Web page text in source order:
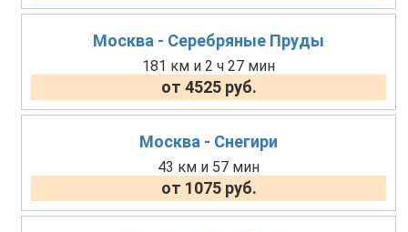
Москва - Серебряные Пруды
181 км и 2 ч 27 мин
от 4525 руб.
Москва - Снегири
43 км и 57 мин
от 1075 руб.